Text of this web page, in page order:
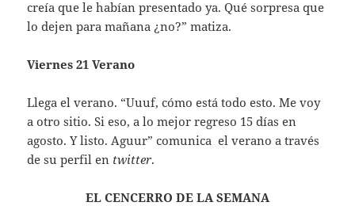
creía que le habían presentado ya. Qué sorpresa que
lo dejen para mañana ¿no?” matiza.
Viernes 21 Verano
Llega el verano. “Uuuf, cómo está todo esto. Me voy
a otro sitio. Si eso, a lo mejor regreso 15 días en
agosto. Y listo. Aguur” comunica el verano a través
de su perfil en twitter.
EL CENCERRO DE LA SEMANA